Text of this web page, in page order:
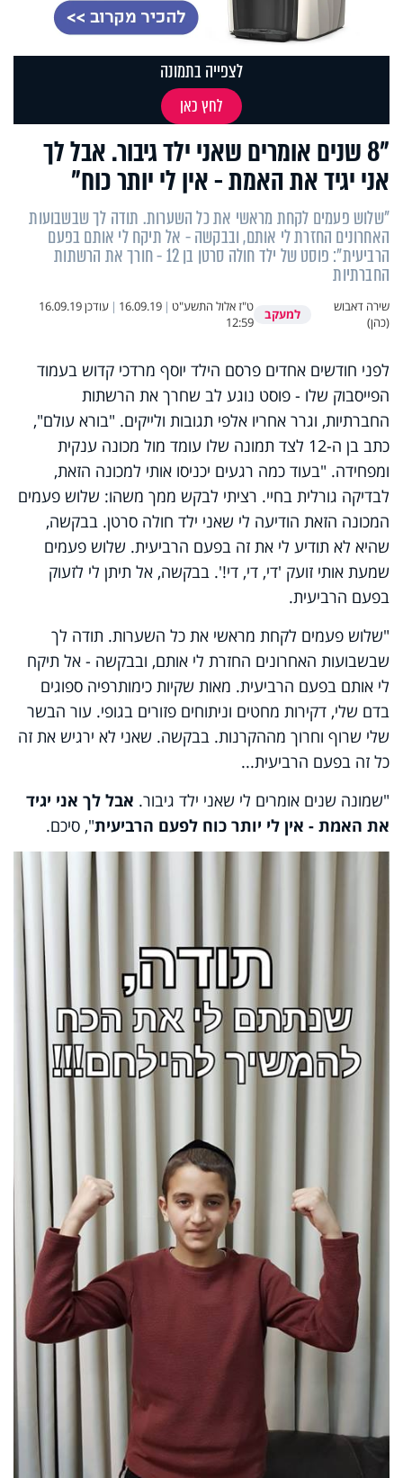
"8 שנים אומרים שאני ילד גיבור. אבל לך
אני יגיד את האמת - אין לי יותר כוח"
"שלוש פעמים לקחת מראשי את כל השערות. תודה לך שבשבועות
האחרונים החזרת לי אותם, ובבקשה - אל תיקח לי אותם בפעם
הרביעית": פוסט של ילד חולה סרטן בן 12 - חורך את הרשתות
החברתיות
שירה דאבוש
(כהן)
למעקב ט"ז אלול התשע"ט |
16.09.19
| עודכן16.09.19
12:59
לצפייה בתמונה
לחץ כאן
לפני חודשים אחדים פרסם הילד יוסף מרדכי קדוש בעמוד
הפייסבוק שלו - פוסט נוגע לב שחרך את הרשתות
החברתיות, וגרר אחריו אלפי תגובות ולייקים. "בורא עולם",
כתב בן ה-12 לצד תמונה שלו עומד מול מכונה ענקית
ומפחידה. "בעוד כמה רגעים יכניסו אותי למכונה הזאת,
לבדיקה גורלית בחיי. רציתי לבקש ממך משהו: שלוש פעמים
המכונה הזאת הודיעה לי שאני ילד חולה סרטן. בבקשה,
שהיא לא תודיע לי את זה בפעם הרביעית. שלוש פעמים
שמעת אותי זועק 'די, די, די!'. בבקשה, אל תיתן לי לזעוק
בפעם הרביעית.
"שלוש פעמים לקחת מראשי את כל השערות. תודה לך
שבשבועות האחרונים החזרת לי אותם, ובבקשה - אל תיקח
לי אותם בפעם הרביעית. מאות שקיות כימותרפיה ספוגים
בדם שלי, דקירות מחטים וניתוחים פזורים בגופי. עור הבשר
שלי שרוף וחרוך מההקרנות. בבקשה. שאני לא ירגיש את זה
כל זה בפעם הרביעית...
"שמונה שנים אומרים לי שאני ילד גיבור. אבל לך אני יגיד
את האמת - אין לי יותר כוח לפעם הרביעית", סיכם.